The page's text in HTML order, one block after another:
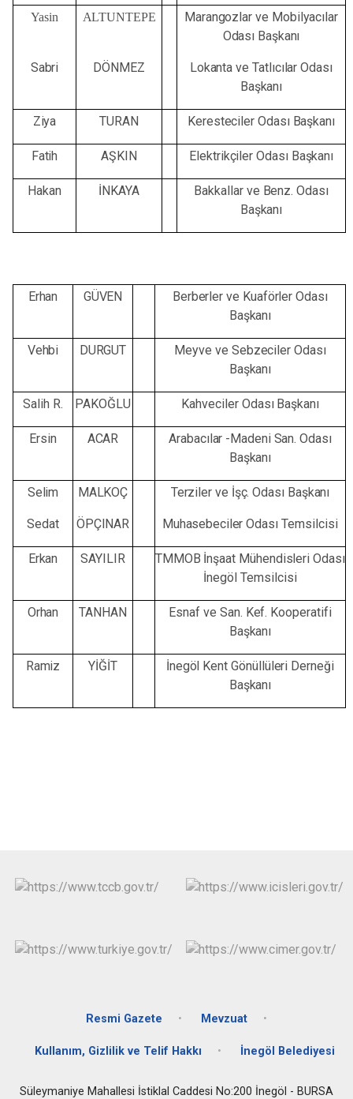
Yasin ALTUNTEPE
Marangozlar ve Mobilyacılar
Odası Başkanı
Sabri DÖNMEZ Lokanta veTatlıcılar Odası
Başkanı
Ziya TURAN Keresteciler Odası Başkanı
Fatih AŞKIN Elektrikçiler Odası Başkanı
Hakan İNKAYA Bakkallar ve Benz. Odası
Başkanı
Erhan GÜVEN Berberlerve Kuaförler Odası
Başkanı
Vehbi DURGUT Meyve ve Sebzeciler Odası
Başkanı
Salih R. PAKOĞLU Kahveciler Odası Başkanı
Ersin ACAR Arabacılar -Madeni San. Odası
Başkanı
Selim MALKOÇ Terziler ve İşç. Odası Başkanı
Sedat ÖPÇINAR Muhasebeciler OdasıTemsilcisi
Erkan SAYILIR TMMOB İnşaat Mühendisleri Odası
İnegölTemsilcisi
Orhan TANHAN Esnaf ve San. Kef. Kooperatifi
Başkanı
Ramiz YİĞİT İnegöl Kent Gönüllüleri Derneği
Başkanı
Resmi Gazete Mevzuat
Kullanım, Gizlilik ve Telif Hakkı İnegöl Belediyesi
Süleymaniye Mahallesi İstiklal Caddesi No:200 İnegöl - BURSA